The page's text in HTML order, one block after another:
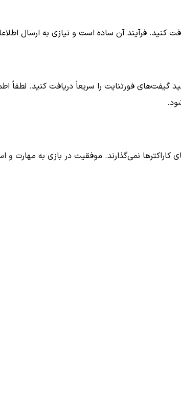
کنید. فرآیند آن ساده است و نیازی به ارسال
گیفت‌های فورتنایت را سریعاً دریافت کنید. لطفاً
کاراکترها نمی‌گذارند. موفقیت در بازی به مهارت